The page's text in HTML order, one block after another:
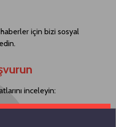
için bizi sosyal
inceleyin: